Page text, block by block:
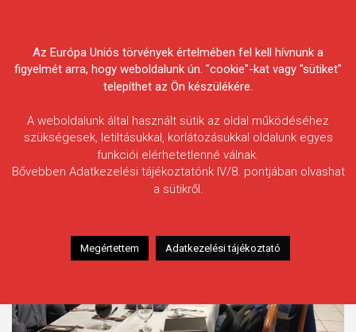
Egyesületek Szövetsége
Az Európa Uniós törvények értelmében fel kell hívnunk a
figyelmét arra, hogy weboldalunk ún. "cookie"-kat vagy "sütiket"
telepíthet az Ön készülékére.
A weboldalunk által használt sütik az oldal működéséhez
szükségesek, letiltásukkal, korlátozásukkal oldalunk egyes
funkciói elérhetetlenné válnak.
Bővebben Adatkezelési tájékoztatónk IV/8. pontjában olvashat
a sütikről.
Megértettem Adatkezelési tájékoztató